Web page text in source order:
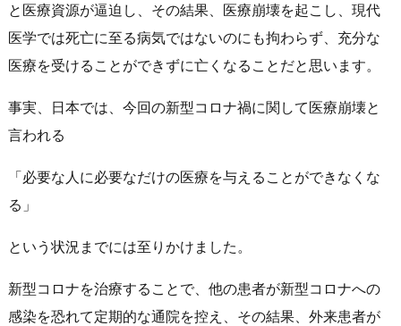
と医療資源が逼迫し、その結果、医療崩壊を起こし、現代
医学では死亡に至る病気ではないのにも拘わらず、充分な
医療を受けることができずに亡くなることだと思います。
事実、日本では、今回の新型コロナ禍に関して医療崩壊と
言われる
「必要な人に必要なだけの医療を与えることができなくな
る」
という状況までには至りかけました。
新型コロナを治療することで、他の患者が新型コロナへの
感染を恐れて定期的な通院を控え、その結果、外来患者が